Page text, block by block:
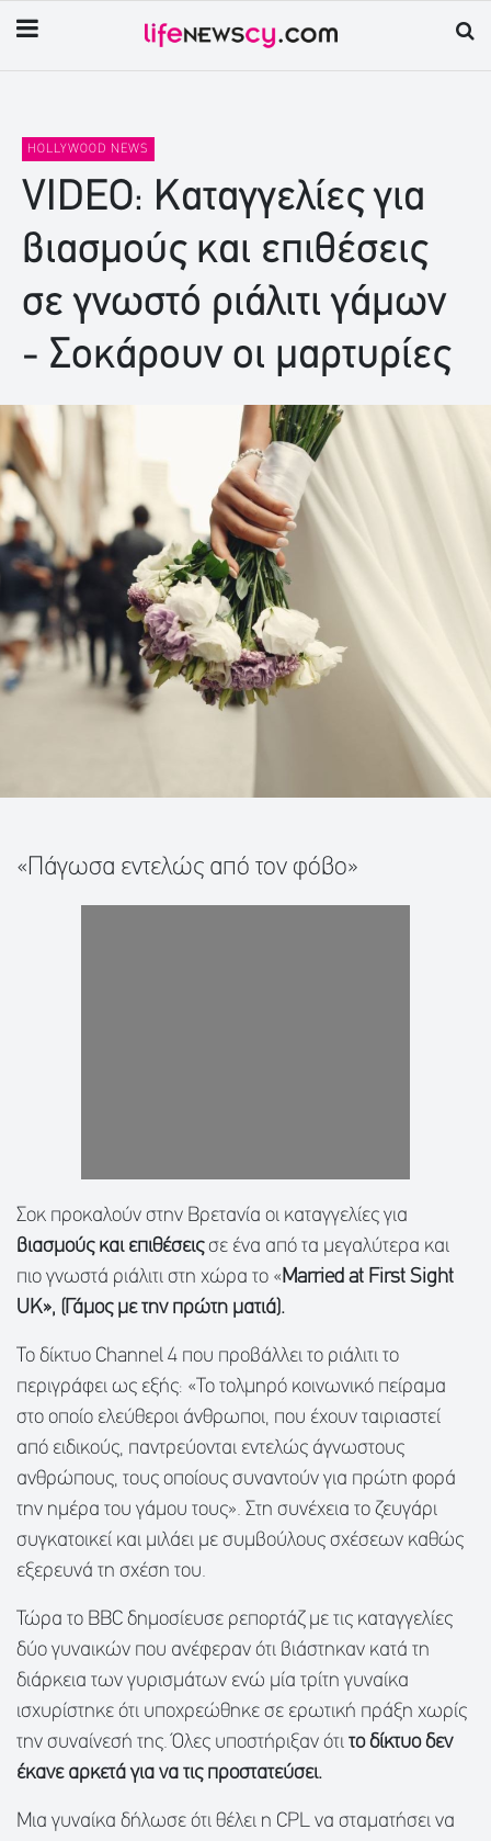
HOLLYWOOD NEWS
VIDEO: Καταγγελίες για
βιασμούς και επιθέσεις
σε γνωστό ριάλιτι γάμων
- Σοκάρουν οι μαρτυρίες
«Πάγωσα εντελώς από τον φόβο»
Σοκ προκαλούν στην Βρετανία οι καταγγελίες για
βιασμούς και επιθέσειςσε ένα από τα μεγαλύτερα και
πιο γνωστά ριάλιτι στη χώρα το «Married at First Sight
UK», (Γάμος με την πρώτη ματιά).
Το δίκτυο Channel 4 που προβάλλει το ριάλιτι το
περιγράφει ως εξής: «Το τολμηρό κοινωνικό πείραμα
στο οποίο ελεύθεροι άνθρωποι, που έχουν ταιριαστεί
από ειδικούς, παντρεύονται εντελώς άγνωστους
ανθρώπους, τους οποίους συναντούν για πρώτη φορά
την ημέρα του γάμου τους». Στη συνέχεια το ζευγάρι
συγκατοικεί και μιλάει με συμβούλους σχέσεων καθώς
εξερευνά τη σχέση του.
Τώρα το BBC δημοσίευσε ρεπορτάζ με τις καταγγελίες
δύο γυναικών που ανέφεραν ότι βιάστηκαν κατά τη
διάρκεια των γυρισμάτων ενώ μία τρίτη γυναίκα
ισχυρίστηκε ότι υποχρεώθηκε σε ερωτική πράξη χωρίς
την συναίνεσή της. Όλες υποστήριξαν ότι το δίκτυο δεν
έκανε αρκετά για να τις προστατεύσει.
Μια γυναίκα δήλωσε ότι θέλει η CPL να σταματήσει να